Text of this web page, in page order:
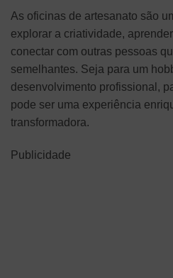
As oficinas de artesanato são
explorar a criatividade,
conectar com outras pessoas
semelhantes. Seja para um
desenvolvimento profissional,
pode ser uma experiência
transformadora.
Publicidade